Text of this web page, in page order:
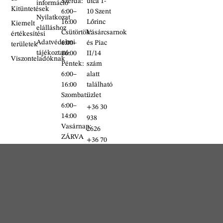
Kitüntetések
Kiemelt
értékesítési
területek
Viszonteladóknak
információ
Nyilatkozat
elálláshoz
Adatvédelmi
tájékoztató
10 Szent
Lőrinc
Vásárcsarnok
és Piac
II/14
szám
alatt
található
üzlet
+36 30
938
2626
+36 70
6:00–
16:00
Csütörtök:
6:00–
16:00
Péntek:
6:00–
16:00
Szombat:
6:00–
14:00
Vasárnap:
ZÁRVA